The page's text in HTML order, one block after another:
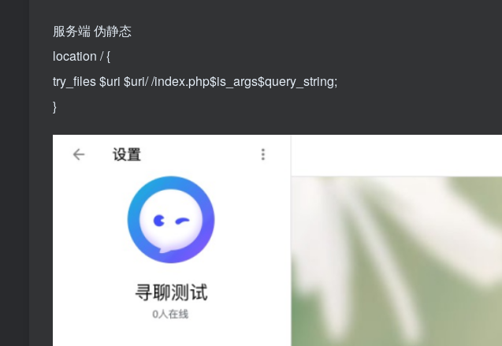
服务端 伪静态
location / {
try_files $uri $uri/ /index.php$is_args$query_string;
}